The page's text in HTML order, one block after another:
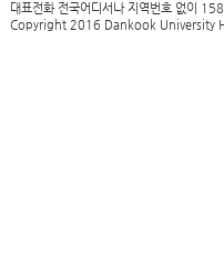
대표전화 전국어디서나 지역번호 없이
Copyright 2016 Dankook University